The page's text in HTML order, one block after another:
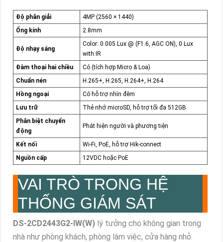
Độ phân giải
4MP (2560 × 1440)
Ống kính
2.8mm
Độ nhạy sáng
Color: 0.005 Lux @ (F1.6, AGC ON), 0 Lux
with IR
Đàm thoại hai chiều
Có (tích hợp Micro & Loa)
Chuẩn nén
H.265+, H.265, H.264+, H.264
Hồng ngoại
Có hỗ trợ nhìn đêm
Lưu trữ
Thẻ nhớ microSD, hỗ trợ tối đa 512GB
Phân biệt chuyển
động
Phát hiện người và phương tiện
Kết nối
Wi-Fi, PoE, hỗ trợ Hik-connect
Nguồn cấp
12VDC hoặc PoE
VAI TRÒ TRONG HỆ
THỐNG GIÁM SÁT
DS-2CD2443G2-IW(W) lý tưởng cho không gian trong
nhà như phòng khách, phòng làm việc, cửa hàng nhỏ.